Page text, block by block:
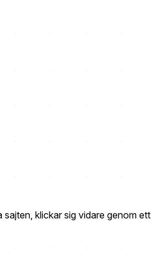
klickar sig vidare genom ett